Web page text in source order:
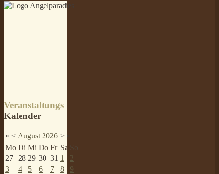
Veranstaltungs
Kalender
« < August 2026 > »
Mo Di Mi Do Fr Sa
27 28 29 30 31 1
2
3
4 5 6 7 8
9